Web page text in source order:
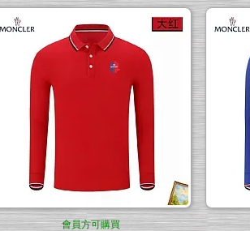
會員方可購買